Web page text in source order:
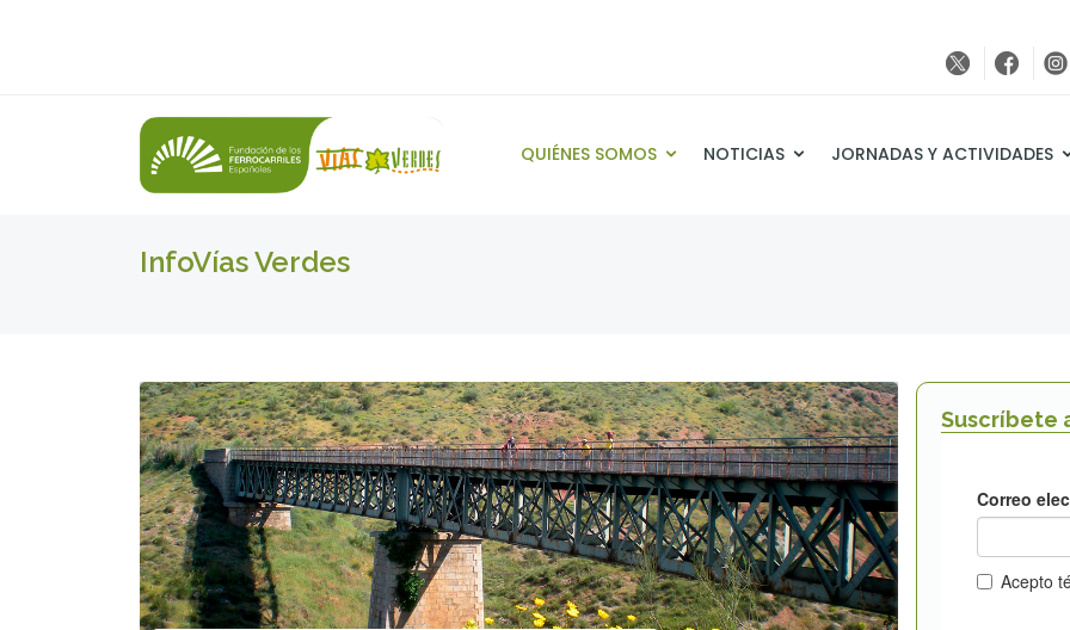
QUIÉNES SOMOS NOTICIAS JORNADAS Y ACTIVIDADES
InfoVías Verdes
Suscríbete